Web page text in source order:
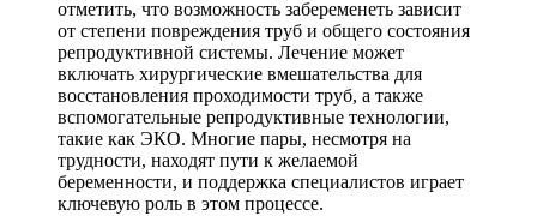
отметить, что возможность забеременеть зависит
от степени повреждения труб и общего состояния
репродуктивной системы. Лечение может
включать хирургические вмешательства для
восстановления проходимости труб, а также
вспомогательные репродуктивные технологии,
такие как ЭКО. Многие пары, несмотря на
трудности, находят пути к желаемой
беременности, и поддержка специалистов играет
ключевую роль в этом процессе.